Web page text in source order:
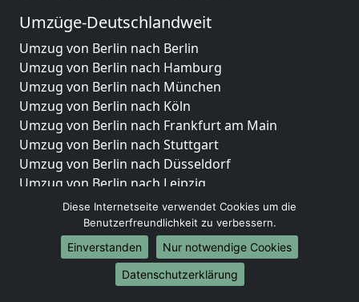
Umzüge-Deutschlandweit
Umzug von Berlin nach Berlin
Umzug von Berlin nach Hamburg
Umzug von Berlin nach München
Umzug von Berlin nach Köln
Umzug von Berlin nach Frankfurt am Main
Umzug von Berlin nach Stuttgart
Umzug von Berlin nach Düsseldorf
Umzug von Berlin nach Leipzig
Umzug von Berlin nach Dortmund
Umzug von Berlin nach Essen
Umzug von Berlin nach Bremen
Umzug von Berlin nach Dresden
Umzug von Berlin nach Hannover
Diese Internetseite verwendet Cookies um die
Benutzerfreundlichkeit zu verbessern.
Einverstanden
Nur notwendige Cookies
Datenschutzerklärung